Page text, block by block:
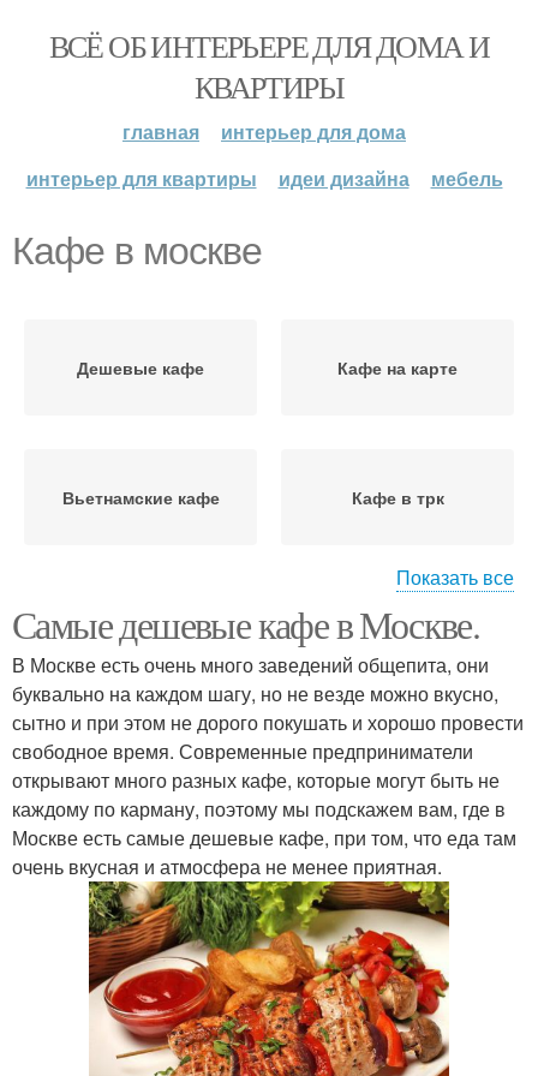
ВСЁ ОБ ИНТЕРЬЕРЕ ДЛЯ ДОМА И
КВАРТИРЫ
главная
интерьер для дома
интерьер для квартиры
идеи дизайна мебель
Кафе в москве
Дешевые кафе Кафе на карте
Вьетнамские кафе Кафе в трк
Вьетнамское кафе Недорогие кафе
Необычные кафе Места в москве
Показать все
Самые дешевые кафе в Москве.
В Москве есть очень много заведений общепита, они
буквально на каждом шагу, но не везде можно вкусно,
сытно и при этом не дорого покушать и хорошо провести
свободное время. Современные предприниматели
открывают много разных кафе, которые могут быть не
каждому по карману, поэтому мы подскажем вам, где в
Москве есть самые дешевые кафе, при том, что еда там
очень вкусная и атмосфера не менее приятная.